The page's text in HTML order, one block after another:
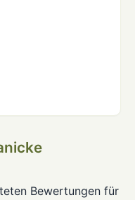
Bewertungen für